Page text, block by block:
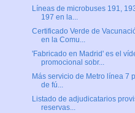
Líneas de microbuses 191,
197 en la...
Certificado Verde de
en la Comu...
'Fabricado en Madrid' es el
promocional sobr...
Más servicio de Metro línea 7
de fú...
Listado de adjudicatarios
reservas...